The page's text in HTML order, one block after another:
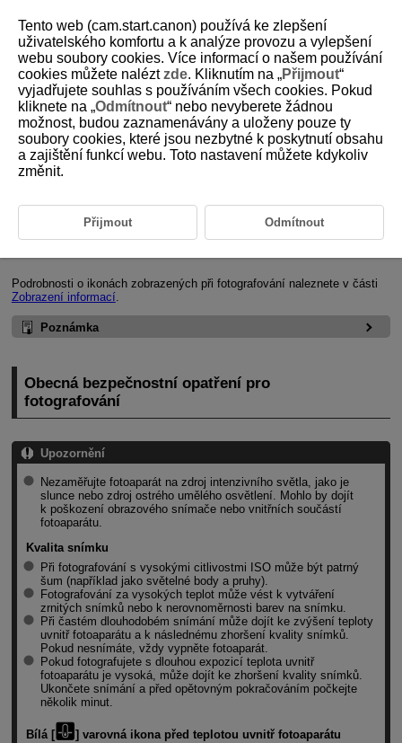
D180-101
Obecné fotografování
Zobrazení informací
Zobrazení informací
Podrobnosti o ikonách zobrazených při fotografování naleznete v části
Zobrazení informací.
Poznámka
Obecná bezpečnostní opatření pro
fotografování
Upozornění
Nezaměřujte fotoaparát na zdroj intenzivního světla, jako je
slunce nebo zdroj ostrého umělého osvětlení. Mohlo by dojít
k poškození obrazového snímače nebo vnitřních součástí
fotoaparátu.
Kvalita snímku
Při fotografování s vysokými citlivostmi ISO může být patrný
šum (například jako světelné body a pruhy).
Fotografování za vysokých teplot může vést k vytváření
zrnitých snímků nebo k nerovnoměrnosti barev na snímku.
Při častém dlouhodobém snímání může dojít ke zvýšení teploty
uvnitř fotoaparátu a k následnému zhoršení kvality snímků.
Pokud nesnímáte, vždy vypněte fotoaparát.
Pokud fotografujete s dlouhou expozicí teplota uvnitř
fotoaparátu je vysoká, může dojít ke zhoršení kvality snímků.
Ukončete snímání a před opětovným pokračováním počkejte
několik minut.
Bílá [ ] varovná ikona před teplotou uvnitř fotoaparátu
Tento web (cam.start.canon) používá ke zlepšení
uživatelského komfortu a k analýze provozu a vylepšení
webu soubory cookies. Více informací o našem používání
cookies můžete naléztzde. Kliknutím na „Přijmout“
vyjadřujete souhlas s používáním všech cookies. Pokud
kliknete na „Odmítnout“ nebo nevyberete žádnou
možnost, budou zaznamenávány a uloženy pouze ty
soubory cookies, které jsou nezbytné k poskytnutí obsahu
a zajištění funkcí webu. Toto nastavení můžete kdykoliv
změnit.
Přijmout Odmítnout